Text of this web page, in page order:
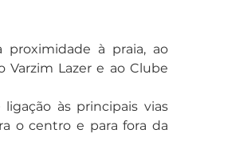
proximidade à praia, ao
Varzim Lazer e ao Clube
às principais vias
o centro e para fora da